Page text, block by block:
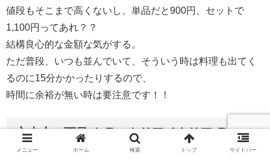
値段もそこまで高くないし、単品だと900円、セットで
1,100円ってあれ？？
結構良心的な金額な気がする。
ただ普段、いつも並んでいて、そういう時は料理も出てく
るのに15分かかったりするので、
時間に余裕が無い時は要注意です！！
六本木一丁目 トラットリアイタリア ランチ
基本情報と平日の混雑具合
メニュー ホーム 検索 トップ サイドバー